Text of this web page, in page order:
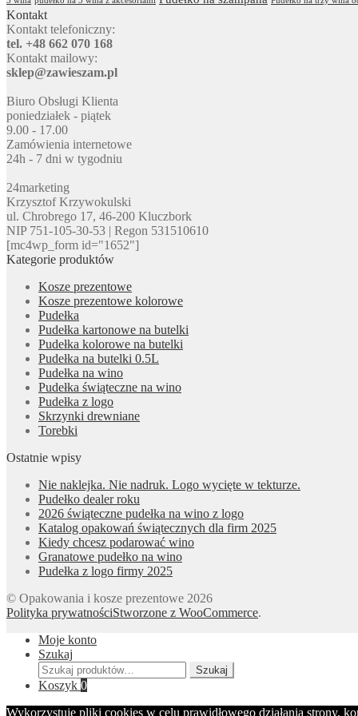
Kontakt
Kontakt telefoniczny:
tel. +48 662 070 168
Kontakt mailowy:
sklep@zawieszam.pl
Biuro Obsługi Klienta
poniedziałek - piątek
9.00 - 17.00
Zamówienia internetowe
24h - 7 dni w tygodniu
24marketing
Krzysztof Krzywokulski
ul. Chrobrego 17, 46-200 Kluczbork
NIP 751-105-30-53 | Regon 531510610
[mc4wp_form id="1652"]
Kategorie produktów
Kosze prezentowe
Kosze prezentowe kolorowe
Pudełka
Pudełka kartonowe na butelki
Pudełka kolorowe na butelki
Pudełka na butelki 0.5L
Pudełka na wino
Pudełka świąteczne na wino
Pudełka z logo
Skrzynki drewniane
Torebki
Ostatnie wpisy
Nie naklejka. Nie nadruk. Logo wycięte w tekturze.
Pudełko dealer roku
2026 świąteczne pudełka na wino z logo
Katalog opakowań świątecznych dla firm 2025
Kiedy chcesz podarować wino
Granatowe pudełko na wino
Pudełka z logo firmy 2025
© Opakowania i kosze prezentowe 2026
Polityka prywatnościStworzone z WooCommerce.
Moje konto
Szukaj
Szukaj:
Szukaj
Koszyk 0
Wykorzystuję pliki cookies w celu prawidłowego działania strony,